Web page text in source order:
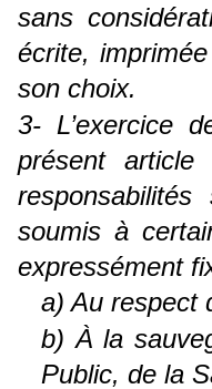
sans
écrite,
son choix.
3- L’exercice
présent
soumis à
expressément
a) Au respect
b) À la
Public, de la